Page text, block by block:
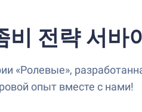
비 전략 서
«Ролевые»,
опыт вместе с нами!